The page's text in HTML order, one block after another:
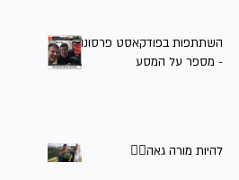
השתתפות בפודקאסט פרסונה
- מספר על המסע
להיות מורה גאה🏳️‍🌈